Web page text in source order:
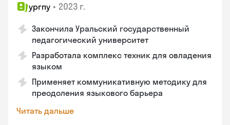
ургпу • 2023 г.
Закончила Уральский государственный
педагогический университет
Разработала комплекс техник для овладения
языком
Применяет коммуникативную методику для
преодоления языкового барьера
Читать дальше